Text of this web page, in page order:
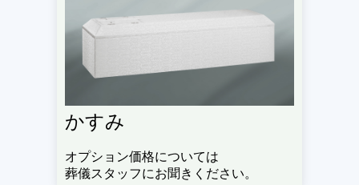
かすみ
オプション価格については
葬儀スタッフにお聞きください。